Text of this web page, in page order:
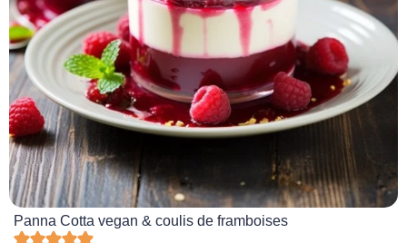
Panna Cotta vegan & coulis de framboises